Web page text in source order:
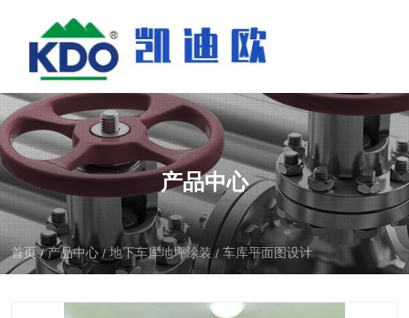
产品中心
首页/产品中心 /地下车库地坪涂装 / 车库平面图设计